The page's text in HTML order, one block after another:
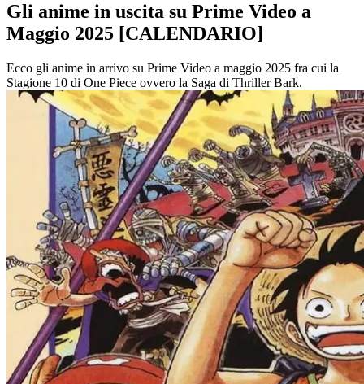
Gli anime in uscita su Prime Video a
Maggio 2025 [CALENDARIO]
Ecco gli anime in arrivo su Prime Video a maggio 2025 fra cui la
Stagione 10 di One Piece ovvero la Saga di Thriller Bark.